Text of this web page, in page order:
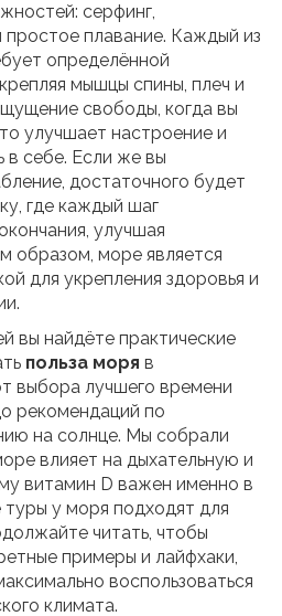
серфинг,
простое плавание. Каждый из
определённой
мышцы спины, плеч и
свободы, когда вы
улучшает настроение и
в себе. Если же вы
достаточного будет
где каждый шаг
улучшая
образом, море является
для укрепления здоровья и
.
вы найдёте практические
польза моря в
выбора лучшего времени
рекомендаций по
на солнце. Мы собрали
влияет на дыхательную и
витамин D важен именно в
туры у моря подходят для
читать, чтобы
примеры и лайфхаки,
воспользоваться
климата.